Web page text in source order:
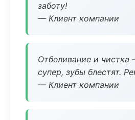
заботу!
— Клиент компании
Отбеливание и чистка
супер, зубы блестят.
— Клиент компании